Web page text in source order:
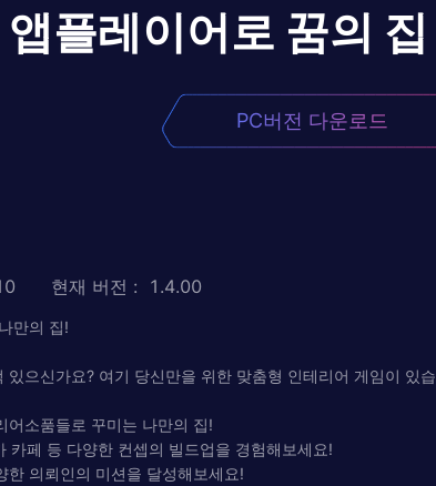
앱플레이어로 꿈의
PC버전 다운로드
현재 버전 : 1.4.00
만의 집!
있으신가요? 여기 당신만을 위한 맞춤형 인테리어 게임이
어소품들로 꾸미는 나만의 집!
카페 등 다양한 컨셉의 빌드업을 경험해보세요!
한 의뢰인의 미션을 달성해보세요!